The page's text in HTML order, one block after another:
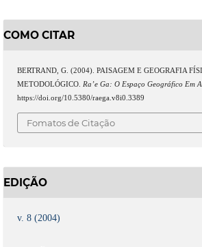
COMO CITAR
BERTRAND, G. (2004). PAISAGEM E GEOGRAFIA
METODOLÓGICO. Ra’e Ga: O Espaço Geográfico Em
https://doi.org/10.5380/raega.v8i0.3389
Fomatos de Citação
EDIÇÃO
v. 8 (2004)